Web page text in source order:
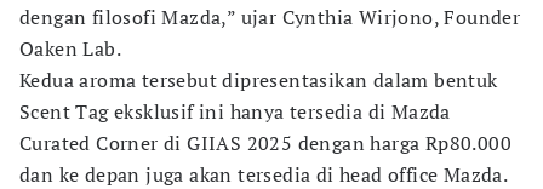
dengan filosofi Mazda,” ujar Cynthia Wirjono, Founder
Oaken Lab.
Kedua aroma tersebut dipresentasikan dalam bentuk
Scent Tag eksklusif ini hanya tersedia di Mazda
Curated Corner di GIIAS 2025 dengan harga Rp80.000
dan ke depan juga akan tersedia di head office Mazda.